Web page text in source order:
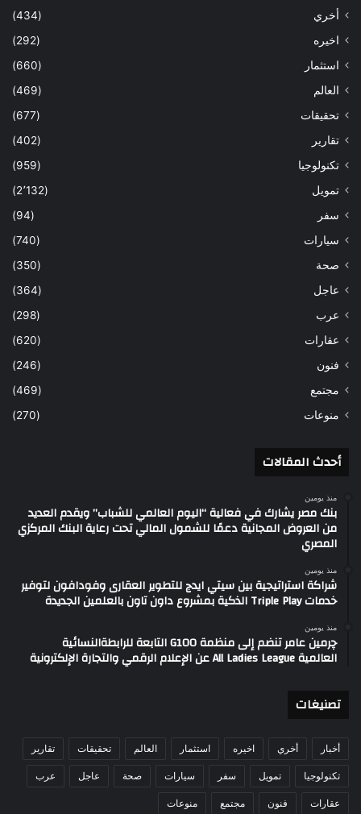
أخري
(434)
اخيره
(292)
استثمار
(660)
العالم
(469)
تحقيقات
(677)
تقارير
(402)
تكنولوجيا
(959)
تمويل
(2٬132)
سفر
(94)
سيارات
(740)
صحة
(350)
عاجل
(364)
عرب
(298)
عقارات
(620)
فنون
(246)
مجتمع
(469)
منوعات
(270)
أحدث المقالات
منذ يومين
بنك مصر يشارك في فعالية “اليوم العالمي للشباب” ويقدم العديد
من العروض المجانية دعمًا للشمول المالي تحت رعاية البنك المركزي
المصري
منذ يومين
شراكة استراتيجية بين سيتي ايدج للتطوير العقارى وفودافون لتوفير
خدمات Triple Play الذكية بمشروع داون تاون بالعلمين الجديدة
منذ يومين
چرمين عامر تنضم إلى منظمة G100 التابعة للرابطةالنسائية
العالمية All Ladies League عن الإعلام الرقمي والتجارة الإلكترونية
تصنيغات
أخبار أخري اخيره استثمار العالم تحقيقات تقارير
تكنولوجيا تمويل سفر سيارات صحة عاجل عرب
عقارات فنون مجتمع منوعات